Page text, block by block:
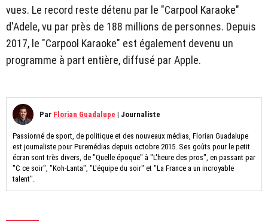
vues. Le record reste détenu par le "Carpool Karaoke"
d'Adele, vu par près de 188 millions de personnes. Depuis
2017, le "Carpool Karaoke" est également devenu un
programme à part entière, diffusé par Apple.
Par Florian Guadalupe | Journaliste
Passionné de sport, de politique et des nouveaux médias, Florian Guadalupe
est journaliste pour Puremédias depuis octobre 2015. Ses goûts pour le petit
écran sont très divers, de "Quelle époque" à "L'heure des pros", en passant par
"C ce soir", "Koh-Lanta", "L'équipe du soir" et "La France a un incroyable
talent".